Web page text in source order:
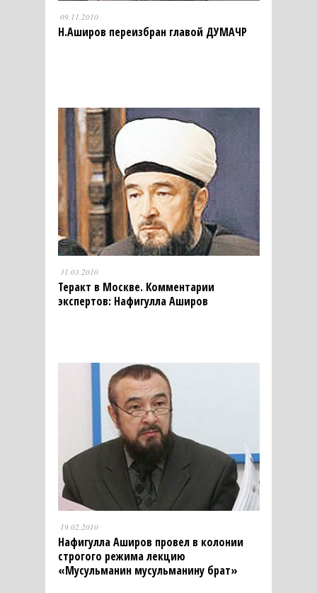
09.11.2010
Н.Аширов переизбран главой ДУМАЧР
31.03.2010
Теракт в Москве. Комментарии
экспертов: Нафигулла Аширов
19.02.2010
Нафигулла Аширов провел в колонии
строгого режима лекцию
«Мусульманин мусульманину брат»